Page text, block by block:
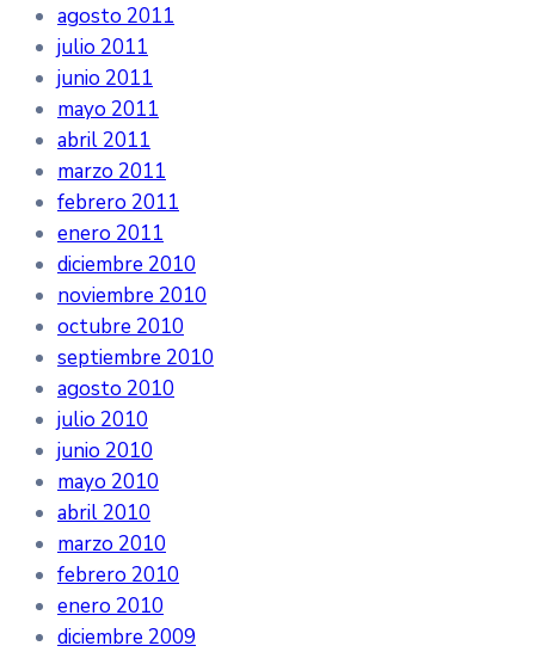
agosto 2011
julio 2011
junio 2011
mayo 2011
abril 2011
marzo 2011
febrero 2011
enero 2011
diciembre 2010
noviembre 2010
octubre 2010
septiembre 2010
agosto 2010
julio 2010
junio 2010
mayo 2010
abril 2010
marzo 2010
febrero 2010
enero 2010
diciembre 2009